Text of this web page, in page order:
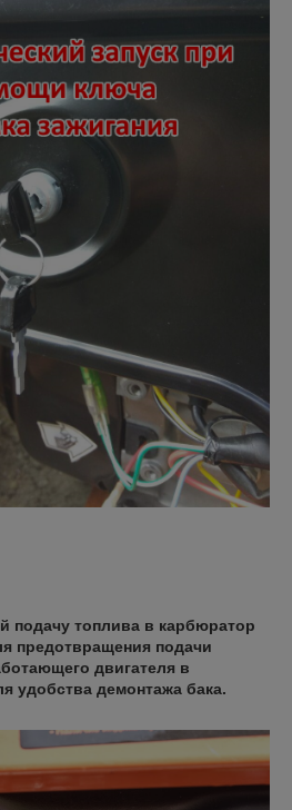
подачу топлива в карбюратор
предотвращения подачи
двигателя в
удобства демонтажа бака.